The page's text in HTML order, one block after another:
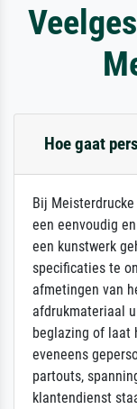
Hoe gaat
Bij
een eenvoudig
een kunstwerk
specificaties te
afmetingen van
afdrukmateriaal
beglazing of laat
eveneens
partouts,
klantendienst